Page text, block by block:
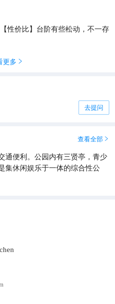
性价比】台阶有些松动，不一存
更多 
去提问
查看全部 
通便利。公园内有三贤亭，青少
集休闲娱乐于一体的综合性公